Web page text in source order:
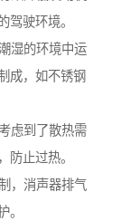
驾驶环境。
湿的环境中运
成，如不锈钢
虑到了散热需
防止过热。
，消声器排气
。